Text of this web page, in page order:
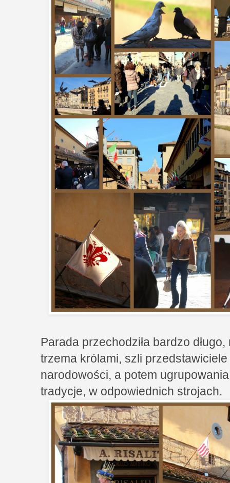
Parada przechodziła bardzo
trzema królami, szli
narodowości, a potem
tradycje, w odpowiednich strojach.